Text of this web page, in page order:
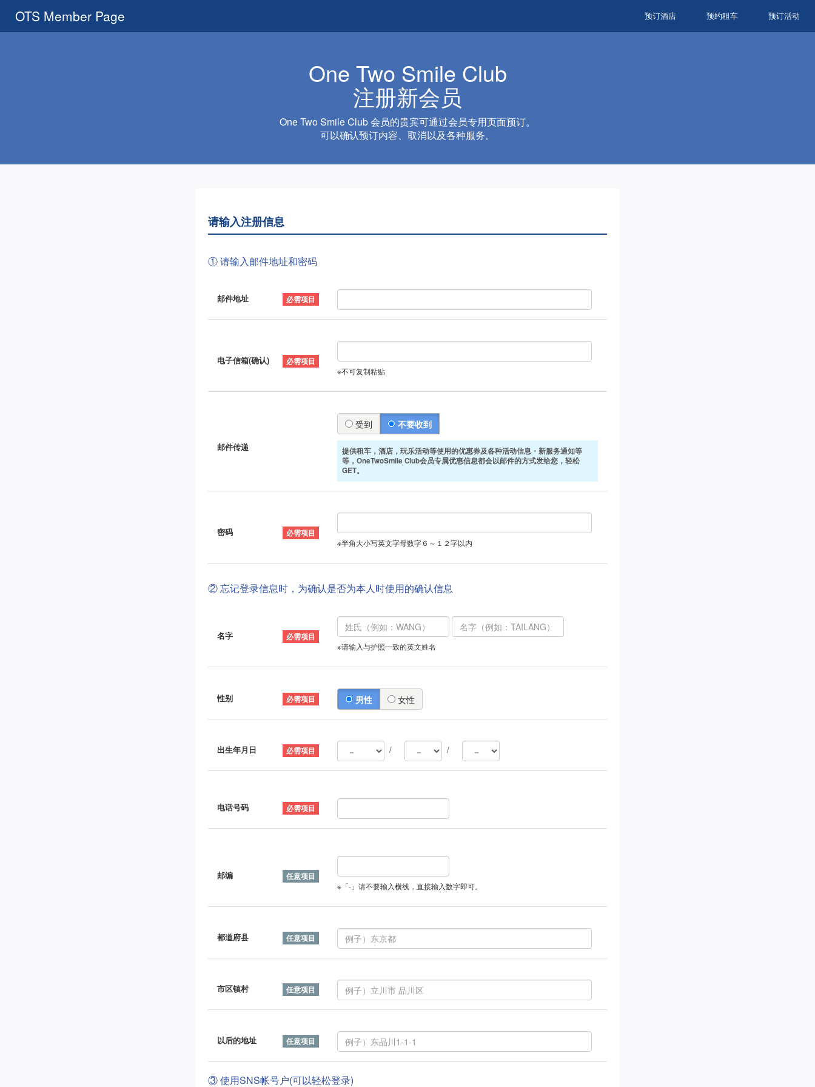
OTS Member Page 预订活动
预约租车
预订酒店
One Two Smile Club
注册新会员
One Two Smile Club 会员的贵宾可通过会员专用页面预订。
可以确认预订内容、取消以及各种服务。
请输入注册信息
① 请输入邮件地址和密码
邮件地址
电子信箱(确认)
※不可复制粘贴
邮件传递
受到 不要收到
提供租车，酒店，玩乐活动等使用的优惠券及各种活动信息・新服务通知等
等，OneTwoSmile Club会员专属优惠信息都会以邮件的方式发给您，轻松
GET。
密码
※半角大小写英文字母数字６～１２字以内
② 忘记登录信息时，为确认是否为本人时使用的确认信息
名字
※请输入与护照一致的英文姓名
性别 男性 女性
出生年月日 / /
电话号码
邮编
※「-」请不要输入横线，直接输入数字即可。
都道府县
市区镇村
以后的地址
③ 使用SNS帐号户(可以轻松登录)